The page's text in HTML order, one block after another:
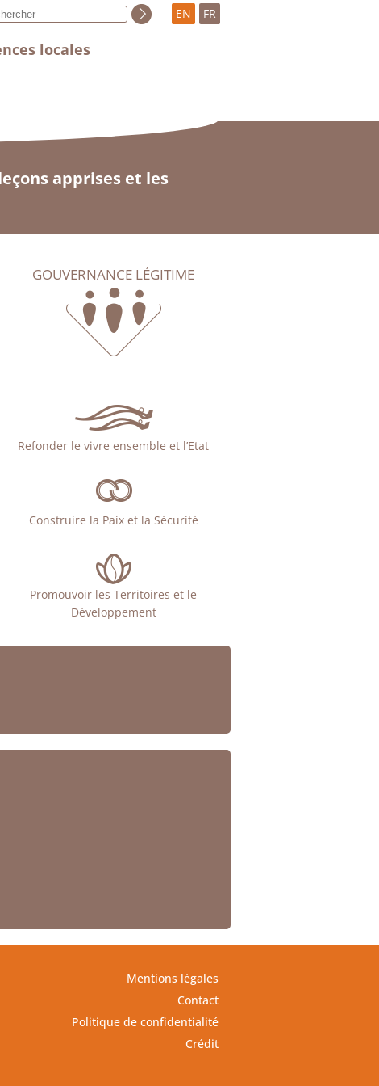
locales
EN FR
apprises et les
GOUVERNANCE LÉGITIME
Refonder le vivre ensemble et l’Etat
Construire la Paix et la Sécurité
Promouvoir les Territoires et le
Développement
Mentions légales
Contact
Politique de confidentialité
Crédit